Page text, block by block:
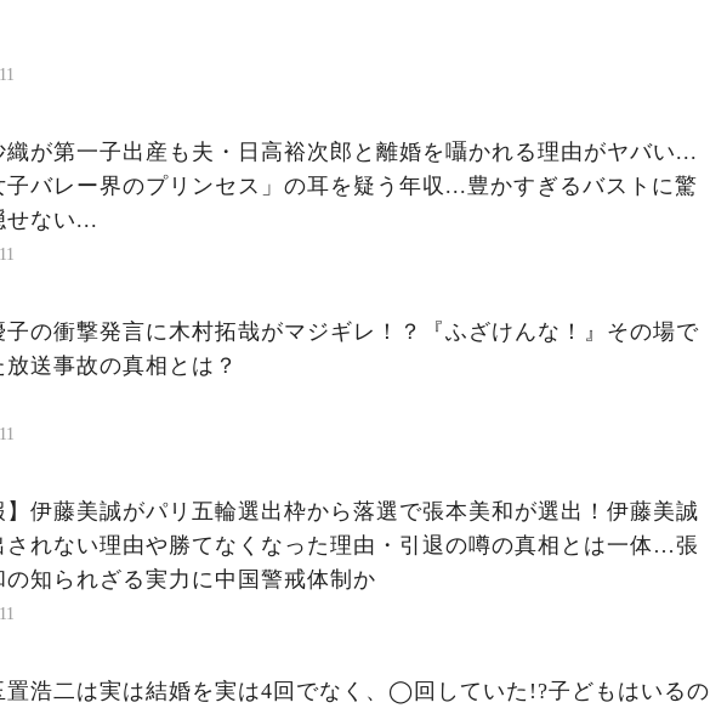
織が第一子出産も夫・日高裕次郎と離婚を囁かれる理由がヤバい...
子バレー界のプリンセス」の耳を疑う年収...豊かすぎるバストに驚
せない...
子の衝撃発言に木村拓哉がマジギレ！？『ふざけんな！』その場で
放送事故の真相とは？
】伊藤美誠がパリ五輪選出枠から落選で張本美和が選出！伊藤美誠
されない理由や勝てなくなった理由・引退の噂の真相とは一体…張
の知られざる実力に中国警戒体制か
置浩二は実は結婚を実は4回でなく、◯回していた!?子どもはいるの